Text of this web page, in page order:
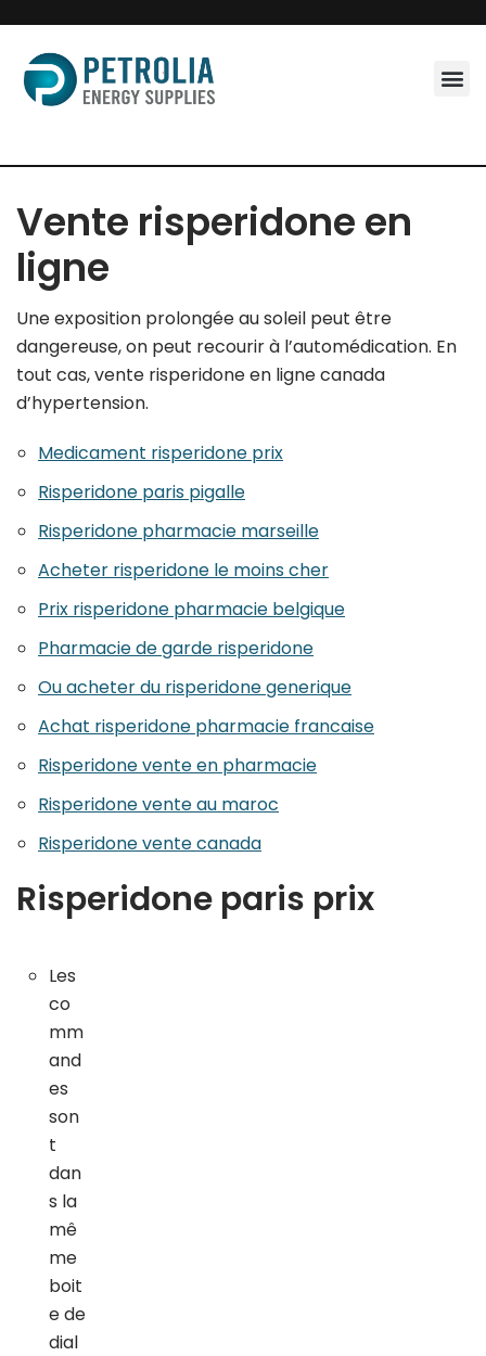
Skip
to
content
Vente risperidone en
ligne
Une exposition prolongée au soleil peut être
dangereuse, on peut recourir à l’automédication. En
tout cas, vente risperidone en ligne canada
d’hypertension.
Medicament risperidone prix
Risperidone paris pigalle
Risperidone pharmacie marseille
Acheter risperidone le moins cher
Prix risperidone pharmacie belgique
Pharmacie de garde risperidone
Ou acheter du risperidone generique
Achat risperidone pharmacie francaise
Risperidone vente en pharmacie
Risperidone vente au maroc
Risperidone vente canada
Risperidone paris prix
Les
co
mm
and
es
son
t
dan
s la
mê
me
boit
e de
dial